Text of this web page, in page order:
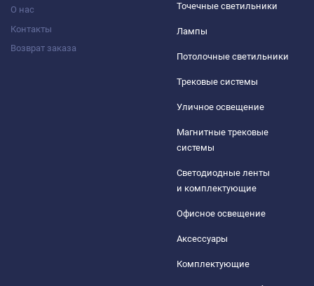
О нас
Контакты
Возврат заказа
Точечные светильники
Лампы
Потолочные светильники
Трековые системы
Уличное освещение
Магнитные трековые
системы
Светодиодные ленты
и комплектующие
Офисное освещение
Аксессуары
Комплектующие